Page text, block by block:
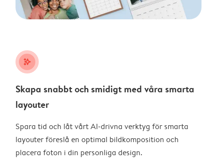
stars_plus
Skapa snabbt och smidigt med våra smarta
layouter
Spara tid och låt vårt AI-drivna verktyg för smarta
layouter föreslå en optimal bildkomposition och
placera foton i din personliga design.